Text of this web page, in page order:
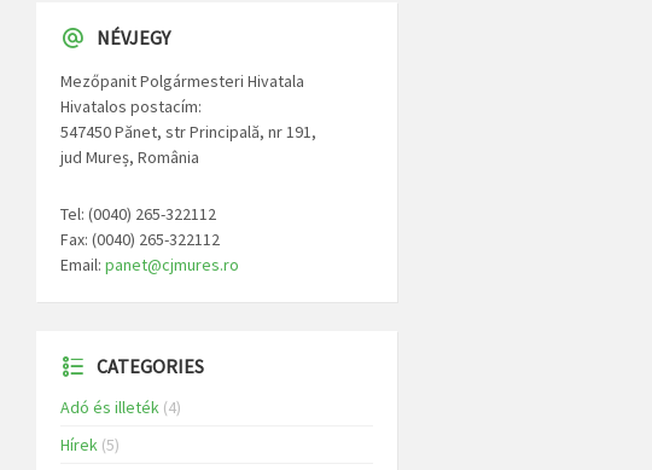
NÉVJEGY
Mezőpanit Polgármesteri Hivatala
Hivatalos postacím:
547450 Pănet, str Principală, nr 191,
jud Mureș, România
Tel: (0040) 265-322112
Fax: (0040) 265-322112
Email: panet@cjmures.ro
CATEGORIES
Adó és illeték (4)
Hírek (5)